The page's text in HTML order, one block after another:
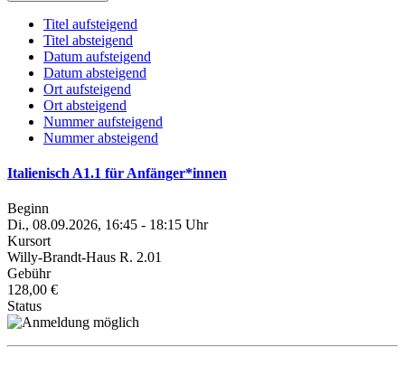
Titel aufsteigend
Titel absteigend
Datum aufsteigend
Datum absteigend
Ort aufsteigend
Ort absteigend
Nummer aufsteigend
Nummer absteigend
Italienisch A1.1 für Anfänger*innen
Beginn
Di., 08.09.2026, 16:45 - 18:15 Uhr
Kursort
Willy-Brandt-Haus R. 2.01
Gebühr
128,00 €
Status